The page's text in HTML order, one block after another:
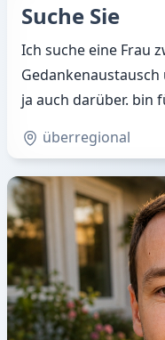
Suche Sie
Ich suche eine Frau
ja auch darüber. bin
überregional